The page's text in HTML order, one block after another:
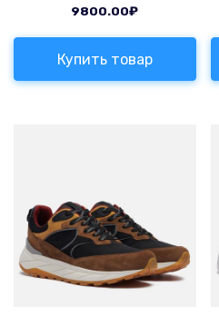
9800.00₽
Купить товар